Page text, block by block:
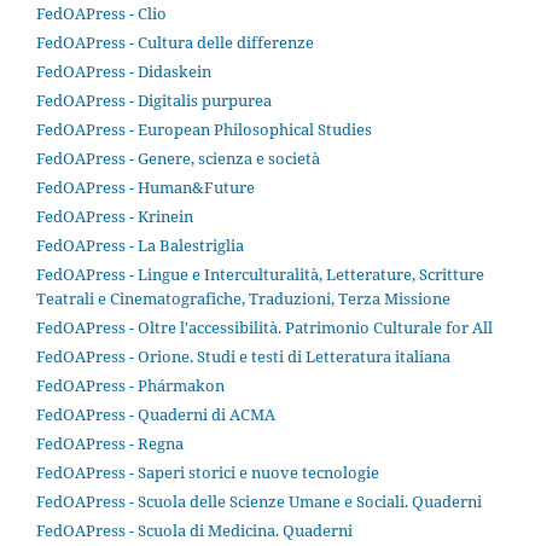
FedOAPress - Clio
FedOAPress - Cultura delle differenze
FedOAPress - Didaskein
FedOAPress - Digitalis purpurea
FedOAPress - European Philosophical Studies
FedOAPress - Genere, scienza e società
FedOAPress - Human&Future
FedOAPress - Krinein
FedOAPress - La Balestriglia
FedOAPress - Lingue e Interculturalità, Letterature, Scritture
Teatrali e Cinematografiche, Traduzioni, Terza Missione
FedOAPress - Oltre l'accessibilità. Patrimonio Culturale for All
FedOAPress - Orione. Studi e testi di Letteratura italiana
FedOAPress - Phármakon
FedOAPress - Quaderni di ACMA
FedOAPress - Regna
FedOAPress - Saperi storici e nuove tecnologie
FedOAPress - Scuola delle Scienze Umane e Sociali. Quaderni
FedOAPress - Scuola di Medicina. Quaderni